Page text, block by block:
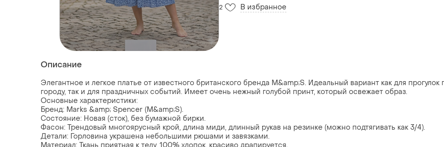
2 В избранное
Описание
Элегантное и легкое платье от известного британского бренда M&amp;S. Идеальный вариант как для прогулок
городу, так и для праздничных событий. Имеет очень нежный голубой принт, который освежает образ.
Основные характеристики:
​Бренд: Marks &amp; Spencer (M&amp;S).
Состояние: Новая (сток), без бумажной бирки.
Фасон: Трендовый многоярусный крой, длина миди, длинный рукав на резинке (можно подтягивать как 3/4).
Детали: Горловина украшена небольшими рюшами и завязками.